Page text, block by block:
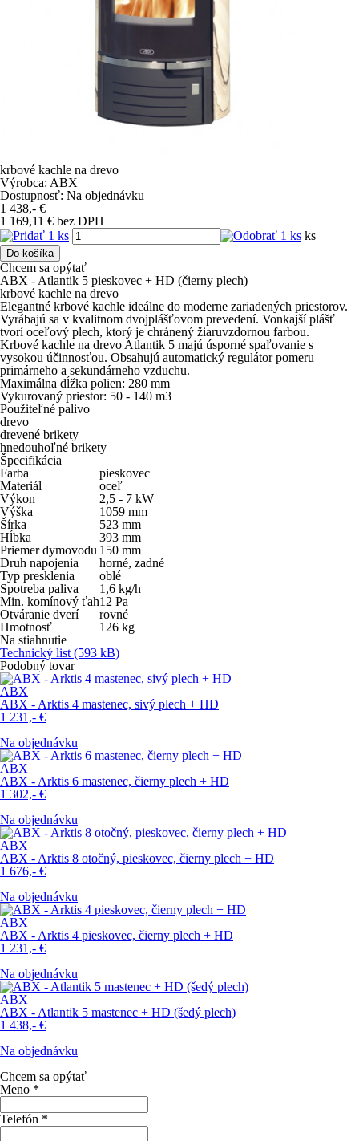
krbové kachle na drevo
Výrobca: ABX
Dostupnosť: Na objednávku
1 438,- €
1 169,11 € bez DPH
ks
Do košíka
Chcem sa opýtať
ABX - Atlantik 5 pieskovec + HD (čierny plech)
krbové kachle na drevo
Elegantné krbové kachle ideálne do moderne zariadených priestorov.
Vyrábajú sa v kvalitnom dvojplášťovom prevedení. Vonkajší plášť
tvorí oceľový plech, ktorý je chránený žiaruvzdornou farbou.
Krbové kachle na drevo Atlantik 5 majú úsporné spaľovanie s
vysokou účinnosťou. Obsahujú automatický regulátor pomeru
primárneho a sekundárneho vzduchu.
Maximálna dĺžka polien: 280 mm
Vykurovaný priestor: 50 - 140 m3
Použiteľné palivo
drevo
drevené brikety
hnedouhoľné brikety
Špecifikácia
Farba
pieskovec
Materiál
oceľ
Výkon
2,5 - 7 kW
Výška
1059 mm
Šírka
523 mm
Hĺbka
393 mm
Priemer dymovodu 150 mm
Druh napojenia
horné, zadné
Typ presklenia
oblé
Spotreba paliva
1,6 kg/h
Min. komínový ťah12 Pa
Otváranie dverí
rovné
Hmotnosť
126 kg
Na stiahnutie
Technický list (593 kB)
Podobný tovar
ABX
ABX - Arktis 4 mastenec, sivý plech + HD
1 231,- €
Na objednávku
ABX
ABX - Arktis 6 mastenec, čierny plech + HD
1 302,- €
Na objednávku
ABX
ABX - Arktis 8 otočný, pieskovec, čierny plech + HD
1 676,- €
Na objednávku
ABX
ABX - Arktis 4 pieskovec, čierny plech + HD
1 231,- €
Na objednávku
ABX
ABX - Atlantik 5 mastenec + HD (šedý plech)
1 438,- €
Na objednávku
Chcem sa opýtať
Meno *
Telefón *